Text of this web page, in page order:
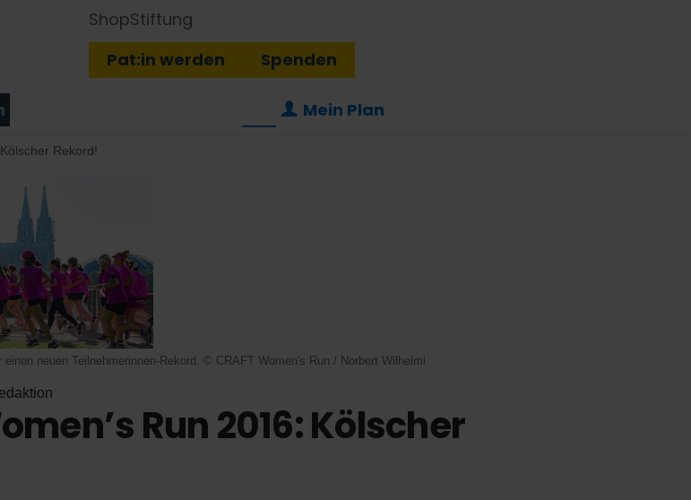
Mein Plan
Pat:in werden Spenden
ShopStiftung
Rekord!
einen neuen Teilnehmerinnen-Rekord. © CRAFT Women's Run / Norbert Wilhelmi
Run 2016: Kölscher